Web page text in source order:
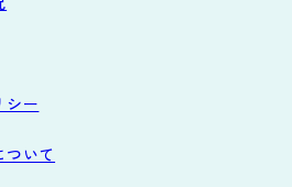
シー
いて